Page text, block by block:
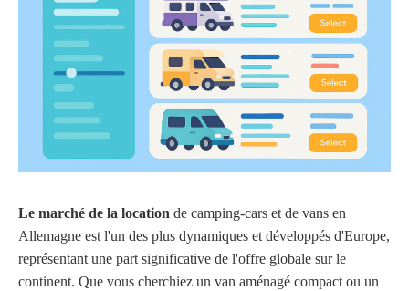
Le marché de la location de camping-cars et de vans en
Allemagne est l'un des plus dynamiques et développés d'Europe,
représentant une part significative de l'offre globale sur le
continent. Que vous cherchiez un van aménagé compact ou un